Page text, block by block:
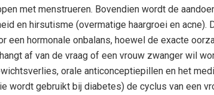
met menstrueren. Bovendien wordt de
en hirsutisme (overmatige haargroei en acne).
een hormonale onbalans, hoewel de exacte
af van de vraag of een vrouw zwanger wil
orale anticonceptiepillen en het
wordt gebruikt bij diabetes) de cyclus van een